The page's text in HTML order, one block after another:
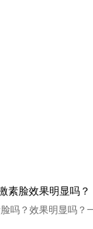
素脸效果明显吗？
吗？效果明显吗？